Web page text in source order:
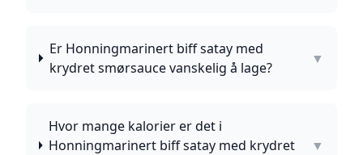
Er Honningmarinert biff satay med
krydret smørsauce vanskelig å lage?
▼
Hvor mange kalorier er det i
Honningmarinert biff satay med krydret
▼